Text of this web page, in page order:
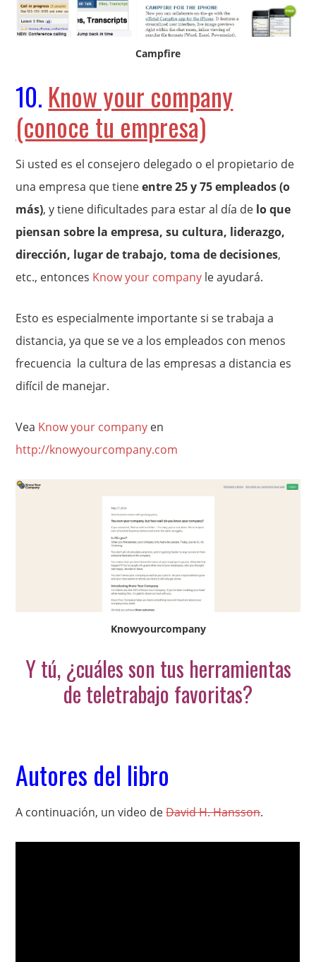
Campfire
10. Know your company
(conoce tu empresa)
Si usted es el consejero delegado o el propietario de
una empresa que tieneentre 25 y 75 empleados (o
más), y tiene dificultades para estar al día de lo que
piensan sobre la empresa, su cultura, liderazgo,
dirección, lugar de trabajo, toma de decisiones,
etc., entonces Know your company le ayudará.
Esto es especialmente importante si se trabaja a
distancia, ya que se ve a los empleados con menos
frecuencia la cultura de las empresas a distancia es
difícil de manejar.
Vea Know your company en
http://knowyourcompany.com
Knowyourcompany
Y tú, ¿cuáles son tus herramientas
de teletrabajo favoritas?
Autores del libro
A continuación, un video deDavid H. Hansson.